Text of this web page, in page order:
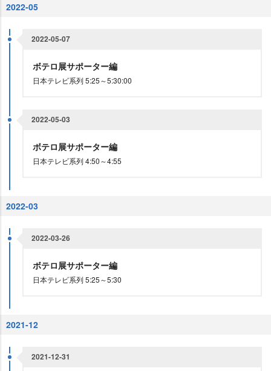
2022-05
2022-05-07
ボテロ展サポーター編
日本テレビ系列 5:25～5:30:00
2022-05-03
ボテロ展サポーター編
日本テレビ系列 4:50～4:55
2022-03
2022-03-26
ボテロ展サポーター編
日本テレビ系列 5:25～5:30
2021-12
2021-12-31